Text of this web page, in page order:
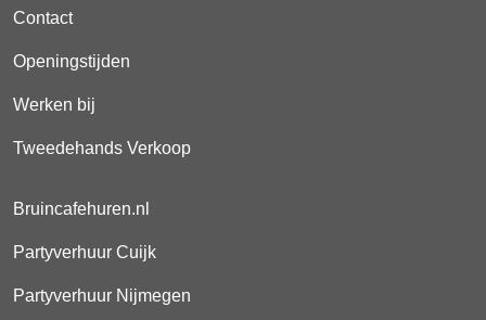
Contact
Openingstijden
Werken bij
Tweedehands Verkoop
Bruincafehuren.nl
Partyverhuur Cuijk
Partyverhuur Nijmegen